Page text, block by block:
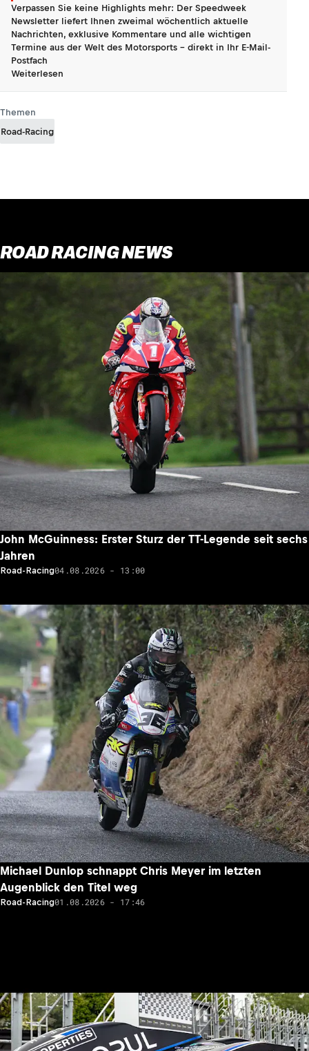
Verpassen Sie keine Highlights mehr: Der Speedweek
Newsletter liefert Ihnen zweimal wöchentlich aktuelle
Nachrichten, exklusive Kommentare und alle wichtigen
Termine aus der Welt des Motorsports - direkt in Ihr E-Mail-
Postfach
Weiterlesen
Themen
Road-Racing
ROAD RACING NEWS
John McGuinness: Erster Sturz der TT-Legende seit sechs
Jahren
Road-Racing04.08.2026 - 13:00
Michael Dunlop schnappt Chris Meyer im letzten
Augenblick den Titel weg
Road-Racing01.08.2026 - 17:46